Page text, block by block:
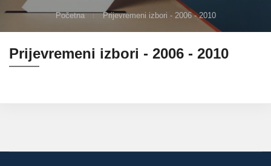
Početna Prijevremeni izbori - 2006 - 2010
Prijevremeni izbori - 2006 - 2010